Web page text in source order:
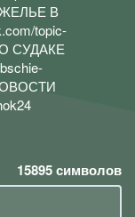
В
topic-
СУДАКЕ
15895символов